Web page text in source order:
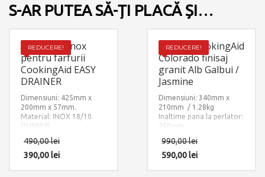
S-AR PUTEA SĂ-ȚI PLACĂ ȘI…
REDUCERE!
Scurgator inox
pentru farfurii
CookingAid EASY
DRAINER
Dimensiuni: 425mm x
200mm x 57mm.
Material: INOX 18/10
(SUS304)
490,00lei
390,00lei
REDUCERE!
Baterie CookingAid
Colorado finisaj
granit Alb Galbui /
Jasmine
Dimensiuni: 340mm x
210mm / 1.28kg
Inaltime pana la perlator:
250mm.
Finisaj: Ultra Granit IVORY
– JASMINE
Accesorii instalare
990,00lei
590,00lei